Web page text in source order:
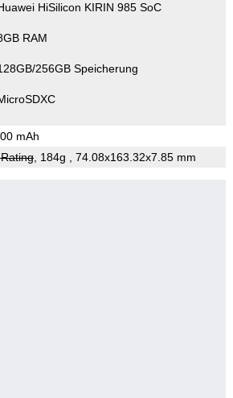
HiSilicon KIRIN 985 SoC
RAM
256GB Speicherung
mAh
, 184g , 74.08x163.32x7.85 mm